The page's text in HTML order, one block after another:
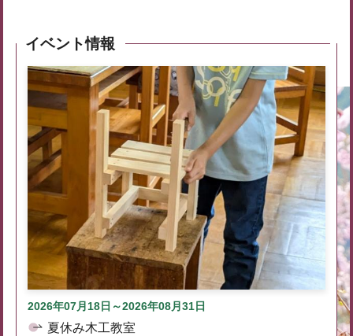
イベント情報
2026年07月18日～2026年08月31日
夏休み木工教室